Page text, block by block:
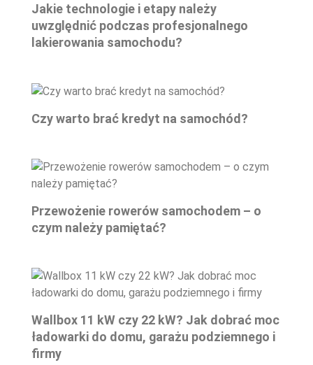
Jakie technologie i etapy należy
uwzględnić podczas profesjonalnego
lakierowania samochodu?
Czy warto brać kredyt na samochód?
Przewożenie rowerów samochodem – o
czym należy pamiętać?
Wallbox 11 kW czy 22 kW? Jak dobrać moc
ładowarki do domu, garażu podziemnego i
firmy